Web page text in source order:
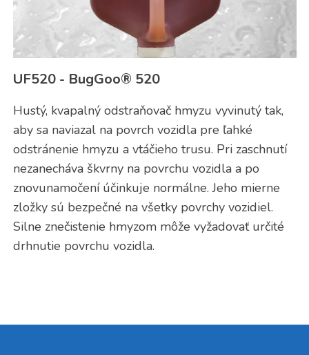
UF520 - BugGoo® 520
Hustý, kvapalný odstraňovač hmyzu vyvinutý tak,
aby sa naviazal na povrch vozidla pre ľahké
odstránenie hmyzu a vtáčieho trusu. Pri zaschnutí
nezanecháva škvrny na povrchu vozidla a po
znovunamočení účinkuje normálne. Jeho mierne
zložky sú bezpečné na všetky povrchy vozidiel.
Silne znečistenie hmyzom môže vyžadovať určité
drhnutie povrchu vozidla.